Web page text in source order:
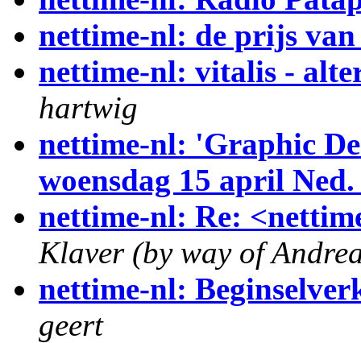
nettime-nl: de prijs van
nettime-nl: vitalis -
hartwig
nettime-nl: 'Graphic
woensdag 15 april Ned.
nettime-nl: Re:
Klaver (by way of
nettime-nl:
geert